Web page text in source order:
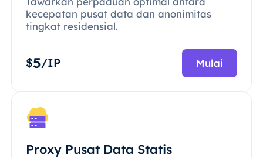
kecepatan pusat data dan anonimitas
tingkat residensial.
$5/IP Mulai
Proxy Pusat Data Statis